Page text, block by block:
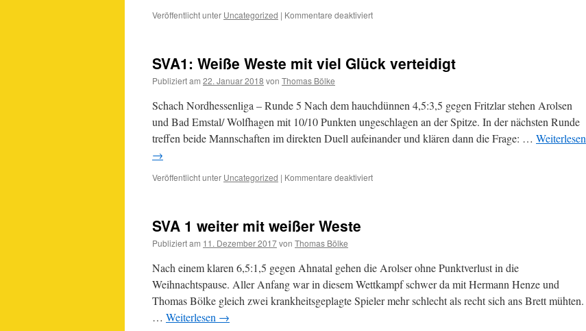
Veröffentlicht unter Uncategorized | Kommentare deaktiviertfür
ohne
SVA1: Weiße Weste mit viel Glück verteidigt
Publiziert am 22. Januar 2018 von Thomas Bölke
Schach Nordhessenliga – Runde 5 Nach dem hauchdünnen 4,5:3,5 gegen Fritzlar stehen Arolsen
und Bad Emstal/ Wolfhagen mit 10/10 Punkten ungeschlagen an der Spitze. In der nächsten Runde
treffen beide Mannschaften im direkten Duell aufeinander und klären dann die Frage: … Weiterlesen
→
Veröffentlicht unter Uncategorized | Kommentare deaktiviertfür
verteidigt
SVA 1 weiter mit weißer Weste
Publiziert am 11. Dezember 2017von Thomas Bölke
Nach einem klaren 6,5:1,5 gegen Ahnatal gehen die Arolser ohne Punktverlust in die
Weihnachtspause. Aller Anfang war in diesem Wettkampf schwer da mit Hermann Henze und
Thomas Bölke gleich zwei krankheitsgeplagte Spieler mehr schlecht als recht sich ans Brett mühten.
… Weiterlesen →